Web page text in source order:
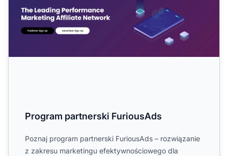
Program partnerski FuriousAds
Poznaj program partnerski FuriousAds – rozwiązanie
z zakresu marketingu efektywnościowego dla